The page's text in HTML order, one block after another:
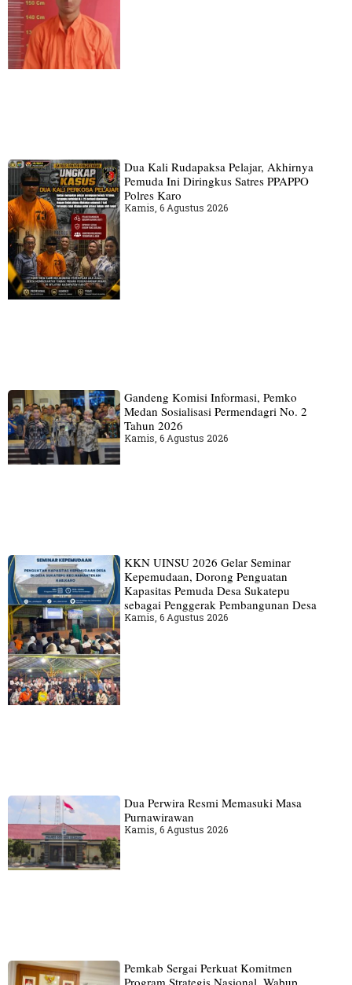
Dua Kali Rudapaksa Pelajar, Akhirnya
Pemuda Ini Diringkus Satres PPAPPO
Polres Karo
Kamis, 6 Agustus 2026
Gandeng Komisi Informasi, Pemko
Medan Sosialisasi Permendagri No. 2
Tahun 2026
Kamis, 6 Agustus 2026
KKN UINSU 2026 Gelar Seminar
Kepemudaan, Dorong Penguatan
Kapasitas Pemuda Desa Sukatepu
sebagai Penggerak Pembangunan Desa
Kamis, 6 Agustus 2026
Dua Perwira Resmi Memasuki Masa
Purnawirawan
Kamis, 6 Agustus 2026
Pemkab Sergai Perkuat Komitmen